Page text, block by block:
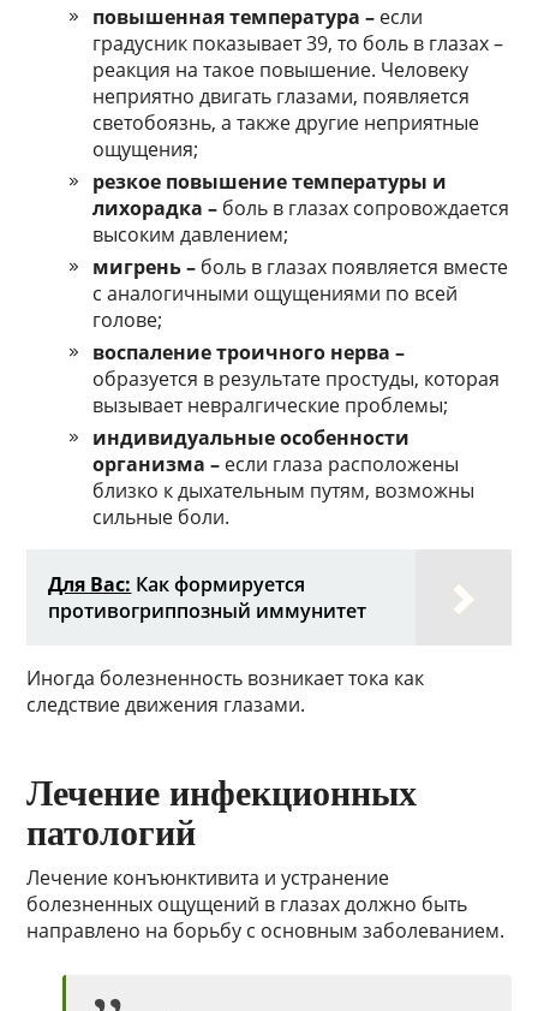
повышенная температура – если
градусник показывает 39, то боль в глазах –
реакция на такое повышение. Человеку
неприятно двигать глазами, появляется
светобоязнь, а также другие неприятные
ощущения;
резкое повышение температуры и
лихорадка – боль в глазах сопровождается
высоким давлением;
мигрень – боль в глазах появляется вместе
с аналогичными ощущениями по всей
голове;
воспаление троичного нерва –
образуется в результате простуды, которая
вызывает невралгические проблемы;
индивидуальные особенности
организма – если глаза расположены
близко к дыхательным путям, возможны
сильные боли.
Для Вас: Как формируется
противогриппозный иммунитет
Иногда болезненность возникает тока как
следствие движения глазами.
Лечение инфекционных
патологий
Лечение конъюнктивита и устранение
болезненных ощущений в глазах должно быть
направлено на борьбу с основным заболеванием.